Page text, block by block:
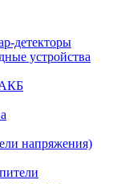
детекторы
устройства
АКБ
напряжения)